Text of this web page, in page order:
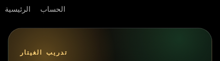
الرئيسية الحساب
تدريب الغيتار